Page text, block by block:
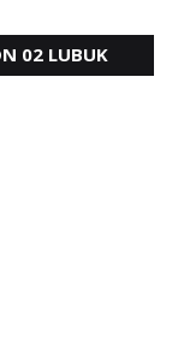
02 LUBUK